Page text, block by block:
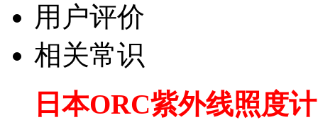
用户评价
相关常识
日本ORC紫外线照度